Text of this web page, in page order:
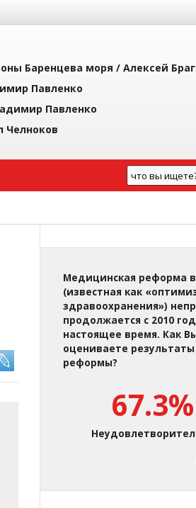
Баренцева моря / Алексей
Павленко
Павленко
Челноков
Медицинская реформа в
(известная как
здравоохранения»)
продолжается с 2010
настоящее время. Как
оцениваете результаты
реформы?
67.3%